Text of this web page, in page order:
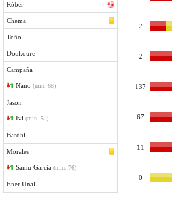
Róber
Chema
Toño
Doukoure
Campaña
Nano (min. 68)
Jason
Ivi (min. 51)
Bardhi
Morales
Samu García (min. 76)
Ener Unal
2
2
137
67
11
0